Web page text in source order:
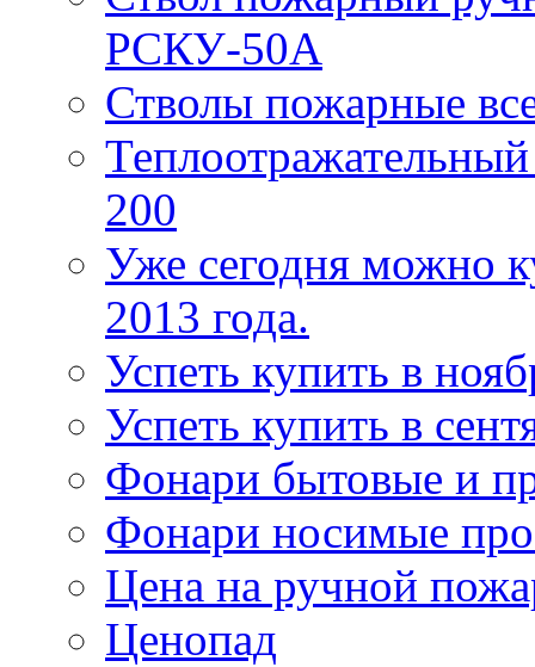
РСКУ-50А
Стволы пожарные
200
Уже сегодня можно
2013 года.
Успеть купить в
Успеть купить в
Фонари бытовые и
Фонари носимые
Цена на ручной
Ценопад